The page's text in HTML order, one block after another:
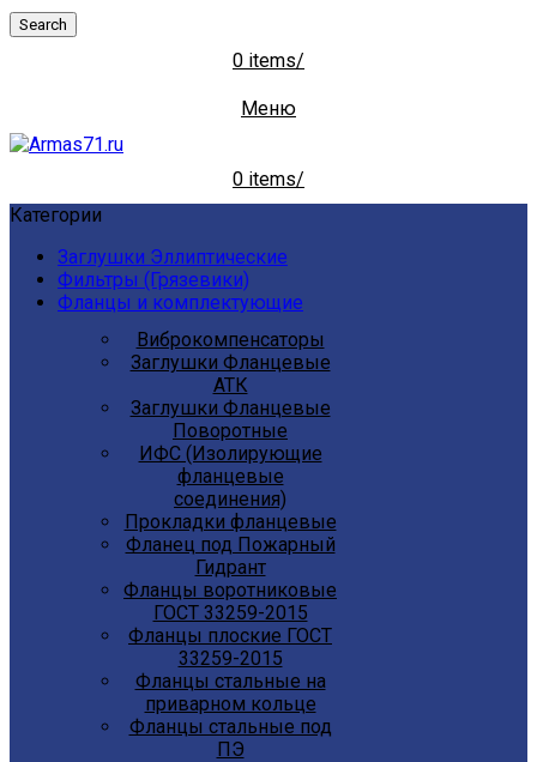
Search
0 items/
Меню
0 items/
Категории
Заглушки Эллиптические
Фильтры (Грязевики)
Фланцы и комплектующие
Виброкомпенсаторы
Заглушки Фланцевые
АТК
Заглушки Фланцевые
Поворотные
ИФС (Изолирующие
фланцевые
соединения)
Прокладки фланцевые
Фланец под Пожарный
Гидрант
Фланцы воротниковые
ГОСТ 33259-2015
Фланцы плоские ГОСТ
33259-2015
Фланцы стальные на
приварном кольце
Фланцы стальные под
ПЭ